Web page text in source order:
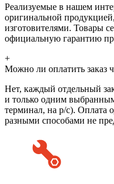
Реализуемые в нашем
оригинальной
изготовителями. Товары
официальную гарантию
+
Можно ли оплатить заказ
Нет, каждый отдельный
и только одним
терминал, на р/с). Оплата
разными способами не